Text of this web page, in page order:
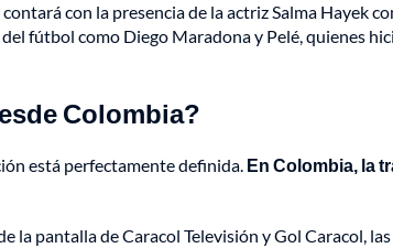
con la presencia de la actriz Salma Hayek
fútbol como Diego Maradona y Pelé, quienes
Colombia?
está perfectamente definida. En Colombia, la
la pantalla de Caracol Televisión y Gol Caracol,